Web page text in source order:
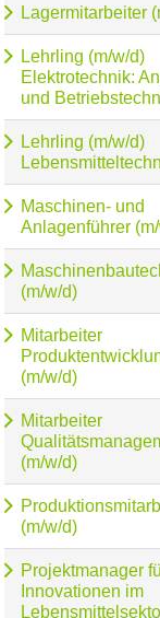
Lagermitarbeiter
Lehrling (m/w/d)
Elektrotechnik:
und
Lehrling (m/w/d)
Maschinen- und
Anlagenführer
(m/w/d)
Mitarbeiter
(m/w/d)
Mitarbeiter
(m/w/d)
(m/w/d)
Projektmanager
Innovationen im